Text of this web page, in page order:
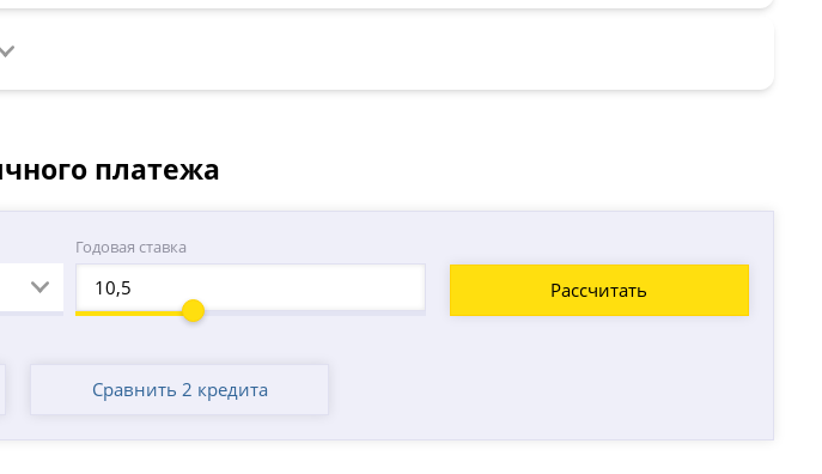
платежа
Годовая ставка
Рассчитать
Сравнить 2 кредита